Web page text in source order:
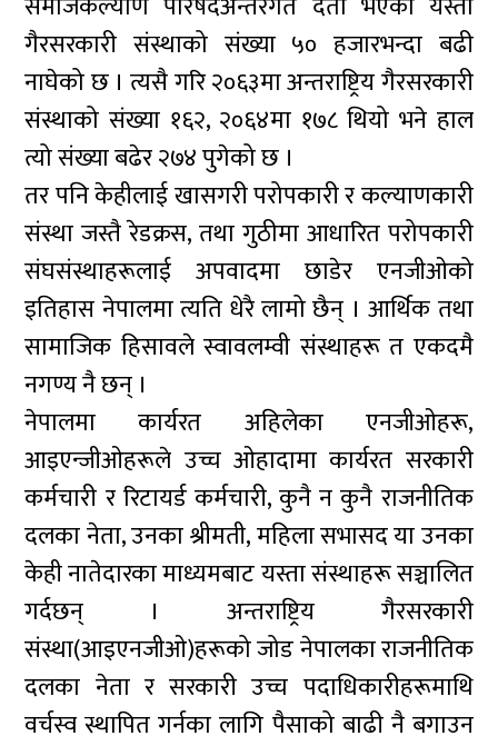
गैरसरकारी संस्थाको संख्या ५० हजारभन्दा बढी
नाघेको छ । त्यसै गरि २०६३मा अन्तराष्ट्रिय गैरसरकारी
संस्थाको संख्या १६२, २०६४मा १७८ थियो भने हाल
त्यो संख्या बढेर २७४ पुगेको छ ।
तर पनि केहीलाई खासगरी परोपकारी र कल्याणकारी
संस्था जस्तै रेडक्रस, तथा गुठीमा आधारित परोपकारी
संघसंस्थाहरूलाई अपवादमा छाडेर एनजीओको
इतिहास नेपालमा त्यति धेरै लामो छैन् । आर्थिक तथा
सामाजिक हिसावले स्वावलम्वी संस्थाहरू त एकदमै
नगण्य नै छन् ।
नेपालमा कार्यरत अहिलेका एनजीओहरू,
आइएन्जीओहरूले उच्च ओहादामा कार्यरत सरकारी
कर्मचारी र रिटायर्ड कर्मचारी, कुनै न कुनै राजनीतिक
दलका नेता, उनका श्रीमती, महिला सभासद या उनका
केही नातेदारका माध्यमबाट यस्ता संस्थाहरू सञ्चालित
गर्दछन् । अन्तराष्ट्रिय गैरसरकारी
संस्था(आइएनजीओ)हरूको जोड नेपालका राजनीतिक
दलका नेता र सरकारी उच्च पदाधिकारीहरूमाथि
वर्चस्व स्थापित गर्नका लागि पैसाको बाढी नै बगाउन